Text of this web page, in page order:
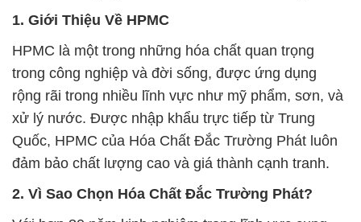
1. Giới Thiệu Về HPMC
HPMC là một trong những hóa chất quan trọng
trong công nghiệp và đời sống, được ứng dụng
rộng rãi trong nhiều lĩnh vực như mỹ phẩm, sơn, và
xử lý nước. Được nhập khẩu trực tiếp từ Trung
Quốc, HPMC của Hóa Chất Đắc Trường Phát luôn
đảm bảo chất lượng cao và giá thành cạnh tranh.
2. Vì Sao Chọn Hóa Chất Đắc Trường Phát?